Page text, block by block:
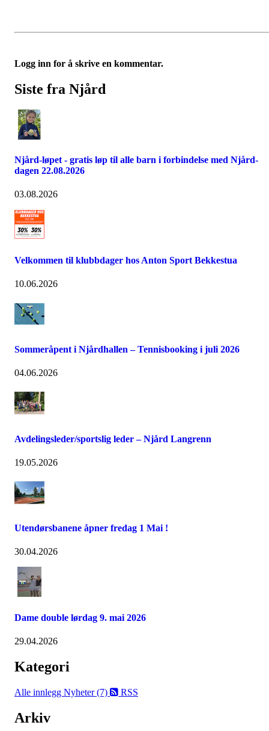
Logg inn for å skrive en kommentar.
Siste fra Njård
Njård-løpet - gratis løp til alle barn i forbindelse med Njård-
dagen 22.08.2026
03.08.2026
Velkommen til klubbdager hos Anton Sport Bekkestua
10.06.2026
Sommeråpent i Njårdhallen – Tennisbooking i juli 2026
04.06.2026
Avdelingsleder/sportslig leder – Njård Langrenn
19.05.2026
Utendørsbanene åpner fredag 1 Mai !
30.04.2026
Dame double lørdag 9. mai 2026
29.04.2026
Kategori
Alle innlegg Nyheter (7) RSS
Arkiv